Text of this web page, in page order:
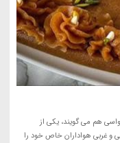
هم می گویند، یکی از
و غربی هواداران خاص خود را